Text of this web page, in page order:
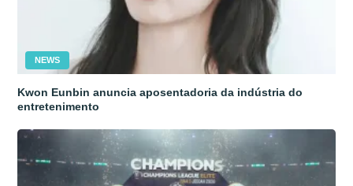
NEWS
Kwon Eunbin anuncia aposentadoria da indústria do
entretenimento